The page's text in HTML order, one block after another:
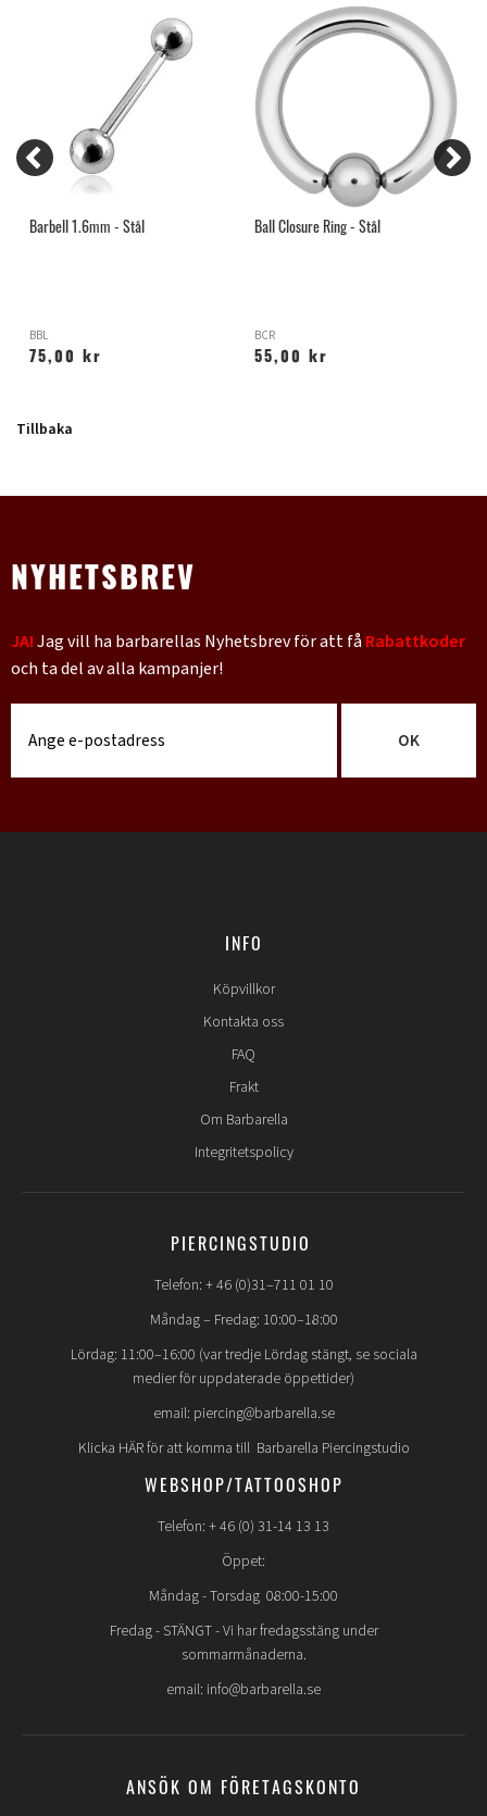
Barbell 1.6mm - Stål
BBL
75,00 kr
Ball Closure Ring - Stål
BCR
55,00 kr
Tillbaka
NYHETSBREV
JA!Jag vill ha barbarellas Nyhetsbrev för att fåRabattkoder
och ta del av alla kampanjer!
OK
INFO
Köpvillkor
Kontakta oss
FAQ
Frakt
Om Barbarella
Integritetspolicy
PIERCINGSTUDIO
Telefon: + 46 (0)31–711 01 10
Måndag – Fredag: 10:00–18:00
Lördag: 11:00–16:00 (var tredje Lördag stängt, se sociala
medier för uppdaterade öppettider)
email: piercing@barbarella.se
Klicka HÄR för att komma till Barbarella Piercingstudio
WEBSHOP/TATTOOSHOP
Telefon: + 46 (0) 31-14 13 13
Öppet:
Måndag - Torsdag 08:00-15:00
Fredag - STÄNGT- Vi har fredagsstäng under
sommarmånaderna.
email: info@barbarella.se
ANSÖK OM FÖRETAGSKONTO